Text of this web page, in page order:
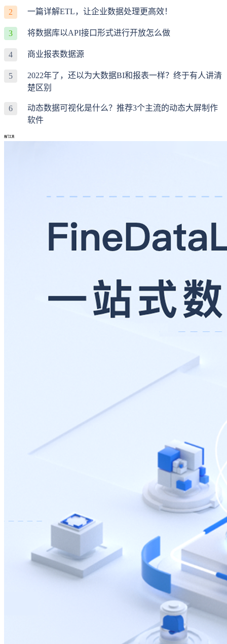
2 一篇详解ETL，让企业数据处理更高效！
3 将数据库以API接口形式进行开放怎么做
4 商业报表数据源
5
2022年了，还以为大数据BI和报表一样？终于有人讲清
楚区别
6
动态数据可视化是什么？推荐3个主流的动态大屏制作
软件
热门工具